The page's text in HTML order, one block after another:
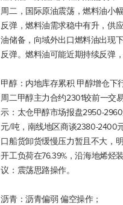
周二，国际原油震荡，燃料油小
反弹，燃料油需求稳中有升，供
油储备，向域外出口燃料油出现
反弹。燃料油可能近期持续反弹
甲醇：内地库存累积 甲醇增仓下
周二甲醇主力合约2301较前一交
示：太仓甲醇市场报盘2950-
元/吨，南线地区商谈2380-2400
口船货卸货缓慢压力暂且不大，
开工负荷在76.39%，沿海地烯烃
议：震荡思路操作。
沥青：沥青偏弱 偏空操作；